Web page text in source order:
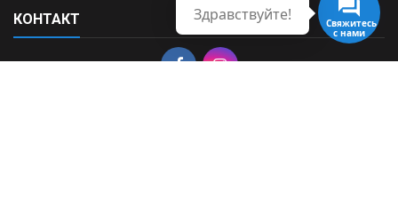
КОНТАКТ 
Свяжитесь
с нами
Здравствуйте!